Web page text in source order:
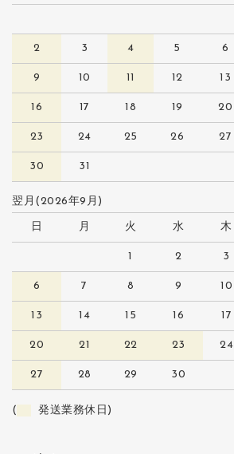
2 3 4 5 6
9 10 11 12 13
16 17 18 19 20
23 24 25 26 27
30 31
翌月(2026年9月)
日 月 火 水 木
1 2 3
6 7 8 9 10
13 14 15 16 17
20 21 22 23 24
27 28 29 30
( 発送業務休日)